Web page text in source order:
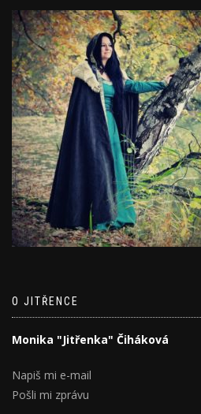
O JITŘENCE
Monika "Jitřenka" Čiháková
Napiš mi e-mail
Pošli mi zprávu